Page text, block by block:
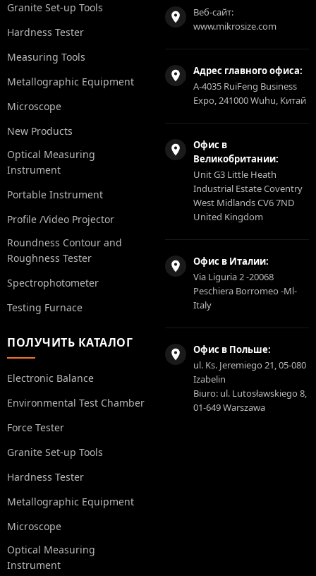
Granite Set-up Tools
Hardness Tester
Measuring Tools
Metallographic Equipment
Microscope
New Products
Optical Measuring
Instrument
Portable Instrument
Profile /Video Projector
Roundness Contour and
Roughness Tester
Spectrophotometer
Testing Furnace
ПОЛУЧИТЬ КАТАЛОГ
Electronic Balance
Environmental Test Chamber
Force Tester
Granite Set-up Tools
Hardness Tester
Metallographic Equipment
Microscope
Optical Measuring
Instrument
Веб-сайт:
www.mikrosize.com
Адрес главного офиса:
A-4035 RuiFeng Business
Expo, 241000 Wuhu, Китай
Офис в
Великобритании:
Unit G3 Little Heath
Industrial Estate Coventry
West Midlands CV6 7ND
United Kingdom
Офис в Италии:
Via Liguria 2 -20068
Peschiera Borromeo -Ml-
Italy
Офис в Польше:
ul. Ks. Jeremiego 21, 05-080
Izabelin
Biuro: ul. Lutosławskiego 8,
01-649 Warszawa